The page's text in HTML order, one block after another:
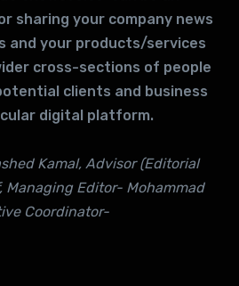
sharing your company news
and your products/services
cross-sections of people
clients and business
digital platform.
Kamal, Advisor (Editorial
Managing Editor- Mohammad
Coordinator-